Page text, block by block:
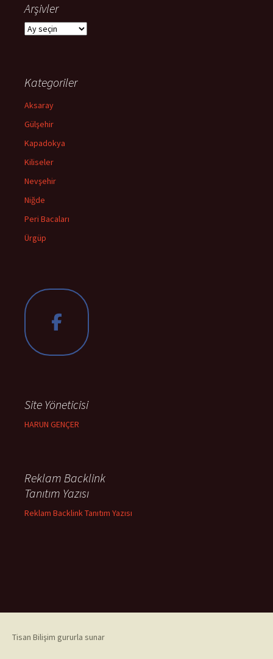
Arşivler
Arşivler
Kategoriler
Aksaray
Gülşehir
Kapadokya
Kiliseler
Nevşehir
Niğde
Peri Bacaları
Ürgüp
Site Yöneticisi
HARUN GENÇER
Reklam Backlink
Tanıtım Yazısı
Reklam Backlink Tanıtım Yazısı
Tisan Bilişim gururla sunar